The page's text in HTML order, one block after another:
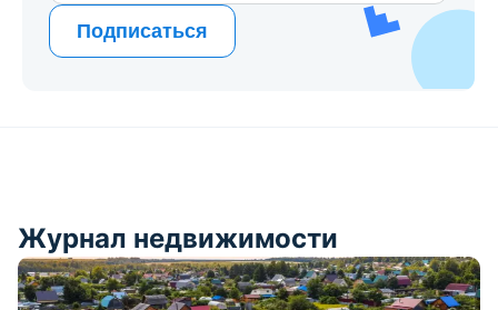
Подписаться
Журнал недвижимости